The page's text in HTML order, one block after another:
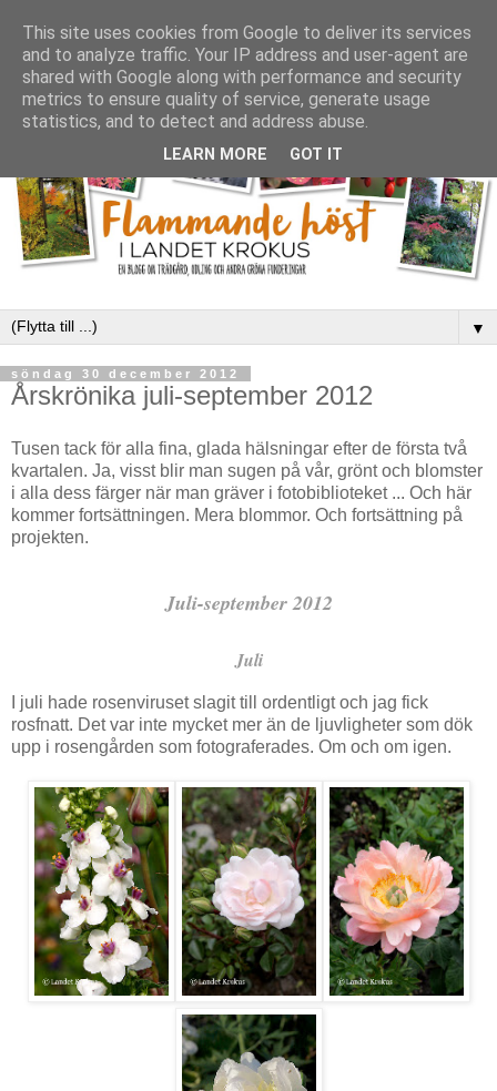
▼
söndag 30 december 2012
Årskrönika juli-september 2012
Tusen tack för alla fina, glada hälsningar efter de första två
kvartalen. Ja, visst blir man sugen på vår, grönt och blomster
i alla dess färger när man gräver i fotobiblioteket ... Och här
kommer fortsättningen. Mera blommor. Och fortsättning på
projekten.
Juli-september 2012
Juli
I juli hade rosenviruset slagit till ordentligt och jag fick
rosfnatt. Det var inte mycket mer än de ljuvligheter som dök
upp i rosengården som fotograferades. Om och om igen.
This site uses cookies from Google to deliver its services
and to analyze traffic. Your IP address and user-agent are
shared with Google along with performance and security
metrics to ensure quality of service, generate usage
statistics, and to detect and address abuse.
LEARN MORE GOT IT